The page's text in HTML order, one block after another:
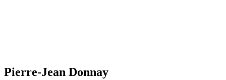
Pierre-Jean Donnay